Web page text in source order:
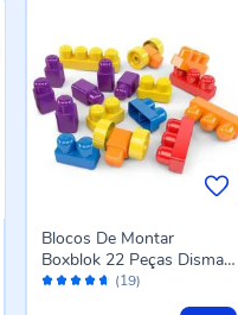
Avaliação: (19)
Blocos De Montar
Boxblok 22 Peças Dismat
- MK165